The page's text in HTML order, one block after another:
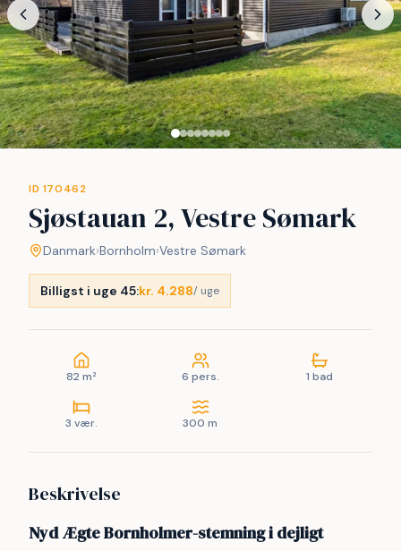
ID 170462
Sjøstauan 2, Vestre Sømark
Danmark›Bornholm›Vestre Sømark
Billigst i uge 45:kr. 4.288/ uge
82 m² 6 pers. 1 bad
3 vær. 300 m
Beskrivelse
Nyd Ægte Bornholmer-stemning i dejligt